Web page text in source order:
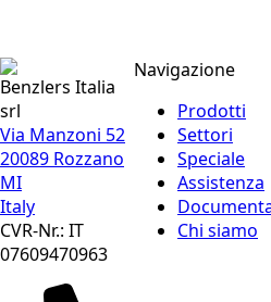
Benzlers Italia
srl
Via Manzoni 52
20089 Rozzano
MI
Italy
CVR-Nr.: IT
07609470963
Navigazione
Prodotti
Settori
Speciale
Assistenza
Chi siamo